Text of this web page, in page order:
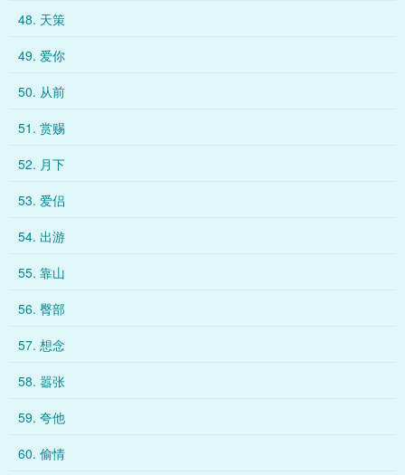
48. 天策
49. 爱你
50. 从前
51. 赏赐
52. 月下
53. 爱侣
54. 出游
55. 靠山
56. 臀部
57. 想念
58. 嚣张
59. 夸他
60. 偷情